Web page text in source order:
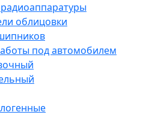
облицовки
под автомобилем